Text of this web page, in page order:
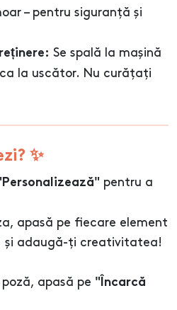
– pentru siguranță și
Se spală la mașină
la uscător. Nu curățați
✨
pentru a
apasă pe fiecare element
și adaugă-ți creativitatea!
apasă pe "Încarcă